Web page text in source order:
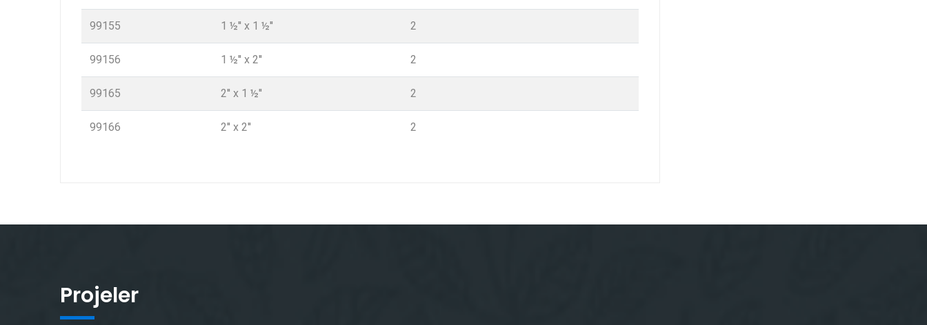
99155 1 ½'' x 1 ½'' 2
99156 1 ½'' x 2'' 2
99165 2'' x 1 ½'' 2
99166 2'' x 2'' 2
Projeler